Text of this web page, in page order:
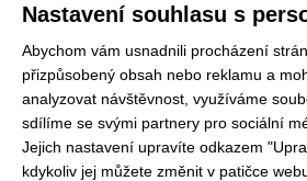
Objem: 38 l
Materiál: Asymtex, Cordura
Registrujte se k odběru
Nastavení souhlasu s
Abychom vám usnadnili procházení
přizpůsobený obsah nebo reklamu a
analyzovat návštěvnost, využíváme
sdílíme se svými partnery pro sociální
Jejich nastavení upravíte odkazem
kdykoliv jej můžete změnit v patičce